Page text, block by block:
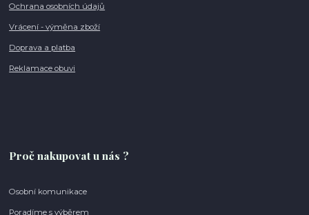
Ochrana osobních údajů
Vrácení - výměna zboží
Doprava a platba
Reklamace obuvi
Proč nakupovat u nás ?
Osobní komunikace
Poradíme s výběrem